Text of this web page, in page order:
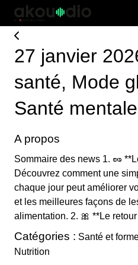
27 janvier
santé, Mode
Santé mentale
A propos
Sommaire des news 1. 🥜
Découvrez comment une
chaque jour peut améliorer
et les meilleures façons de
alimentation. 2. 🎀 **Le
Catégories : Santé et
Nutrition